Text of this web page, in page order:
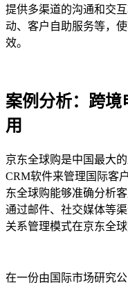
提供多渠道的沟通和交
动、客户自助服务等，
效。
案例分析：跨
用
京东全球购是中国最大
CRM软件来管理国际客
东全球购能够准确分析
通过邮件、社交媒体等
关系管理模式在京东全
在一份由国际市场研究公